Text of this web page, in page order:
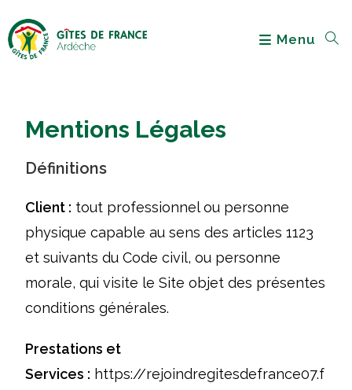
Menu
Mentions Légales
Définitions
Client : tout professionnel ou personne
physique capable au sens des articles 1123
et suivants du Code civil, ou personne
morale, qui visite le Site objet des présentes
conditions générales.
Prestations et
Services : https://rejoindregitesdefrance07.f